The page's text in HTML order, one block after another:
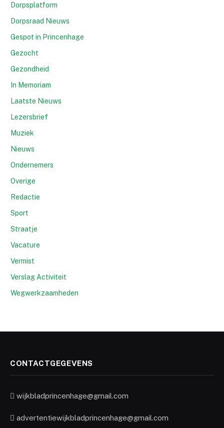
Dorpsplatform
Dorpsraad Nieuws
Gespot in Princenhage
Gezocht
Gezondheid
In Memoriam
Laatste Nieuws
Lezersbrief
Muziek
Nieuws
Ondernemers
Overige
Redactie
Sport
Straatje
Vacature
Vermist
Verslag Activiteit
Wegwerkzaamheden
CONTACTGEGEVENS
wijkbladprincenhage@gmail.com
advertentiewijkbladprincenhage@gmail.com